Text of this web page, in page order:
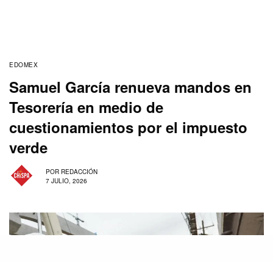
EDOMEX
Samuel García renueva mandos en
Tesorería en medio de
cuestionamientos por el impuesto
verde
POR REDACCIÓN
7 JULIO, 2026